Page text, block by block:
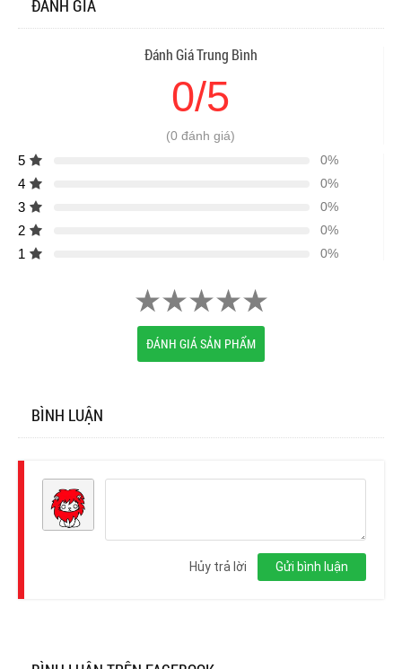
ĐÁNH GIÁ
Đánh Giá Trung Bình
0/5
(0 đánh giá)
5 0%
4 0%
3 0%
2 0%
1 0%
ĐÁNH GIÁ SẢN PHẨM
BÌNH LUẬN
Gửi bình luận
Hủy trả lời